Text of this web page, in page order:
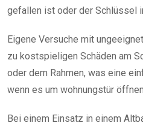
gefallen ist oder der Schlüssel
Eigene Versuche mit
zu kostspieligen Schäden am
oder dem Rahmen, was eine
wenn es um wohnungstür
Bei einem Einsatz in einem